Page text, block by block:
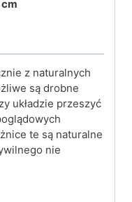
z naturalnych
są drobne
układzie przeszyć
te są naturalne
nie